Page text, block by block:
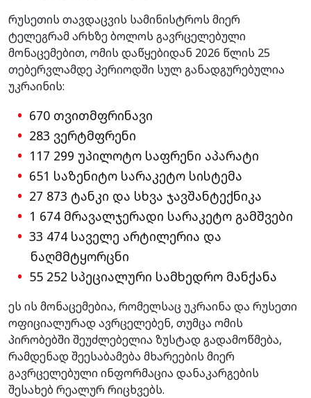
რუსეთის თავდაცვის სამინისტროს მიერ
ტელეგრამ არხზე ბოლოს გავრცელებული
მონაცემებით, ომის დაწყებიდან 2026 წლის 25
თებერვლამდე პერიოდში სულ განადგურებულია
უკრაინის:
670 თვითმფრინავი
283 ვერტმფრენი
117 299 უპილოტო საფრენი აპარატი
651 საზენიტო სარაკეტო სისტემა
27 873 ტანკი და სხვა ჯავშანტექნიკა
1 674 მრავალჯერადი სარაკეტო გამშვები
33 474 საველე არტილერია და
ნაღმმტყორცნი
55 252 სპეციალური სამხედრო მანქანა
ეს ის მონაცემებია, რომელსაც უკრაინა და რუსეთი
ოფიციალურად ავრცელებენ, თუმცა ომის
პირობებში შეუძლებელია ზუსტად გადამოწმება,
რამდენად შეესაბამება მხარეების მიერ
გავრცელებული ინფორმაცია დანაკარგების
შესახებ რეალურ რიცხვებს.